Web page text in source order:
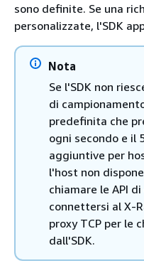
sono definite. Se una
personalizzate, l'SDK
Nota
Se l'SDK non
di
predefinita che
ogni secondo e il
aggiuntive per
l'host non
chiamare le API
connettersi al X-
proxy TCP per le
dall'SDK.